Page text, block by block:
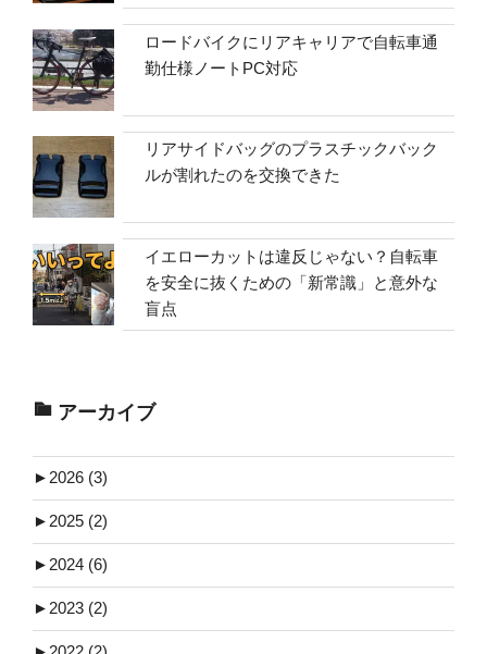
ロードバイクにリアキャリアで自転車通
勤仕様ノートPC対応
リアサイドバッグのプラスチックバック
ルが割れたのを交換できた
イエローカットは違反じゃない？自転車
を安全に抜くための「新常識」と意外な
盲点
アーカイブ
► 2026 (3)
► 2025 (2)
► 2024 (6)
► 2023 (2)